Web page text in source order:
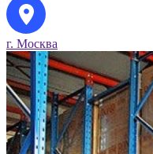
г. Москва